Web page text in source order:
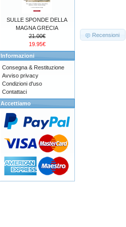
Recensioni
SULLE SPONDE DELLA
MAGNA GRECIA
21.00€
19.95€
Informazioni
Consegna & Restituzione
Avviso privacy
Condizioni d'uso
Contattaci
Accettiamo